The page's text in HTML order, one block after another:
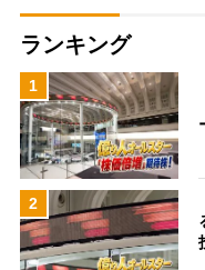
ランキング
1
2